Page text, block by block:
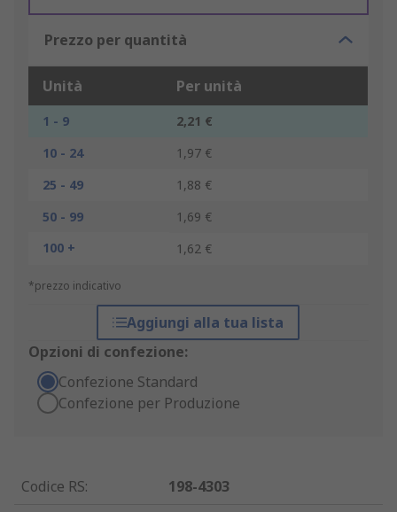
Prezzo per quantità
Unità Per unità
1 - 9
2,21 €
10 - 24
1,97 €
25 - 49
1,88 €
50 - 99
1,69 €
100 +
1,62 €
*prezzo indicativo
Aggiungi alla tua lista
Opzioni di confezione:
Confezione Standard
Confezione per Produzione
Codice RS:
198-4303